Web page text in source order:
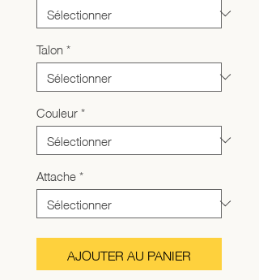
Talon*
Couleur*
Attache*
AJOUTER AU PANIER